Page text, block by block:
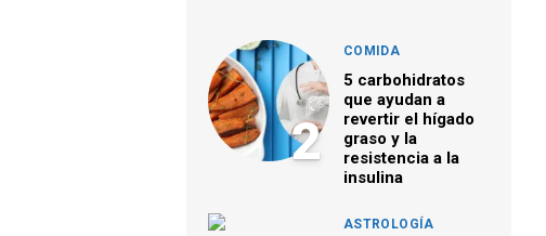
2
COMIDA
5 carbohidratos
que ayudan a
revertir el hígado
graso y la
resistencia a la
insulina
ASTROLOGÍA